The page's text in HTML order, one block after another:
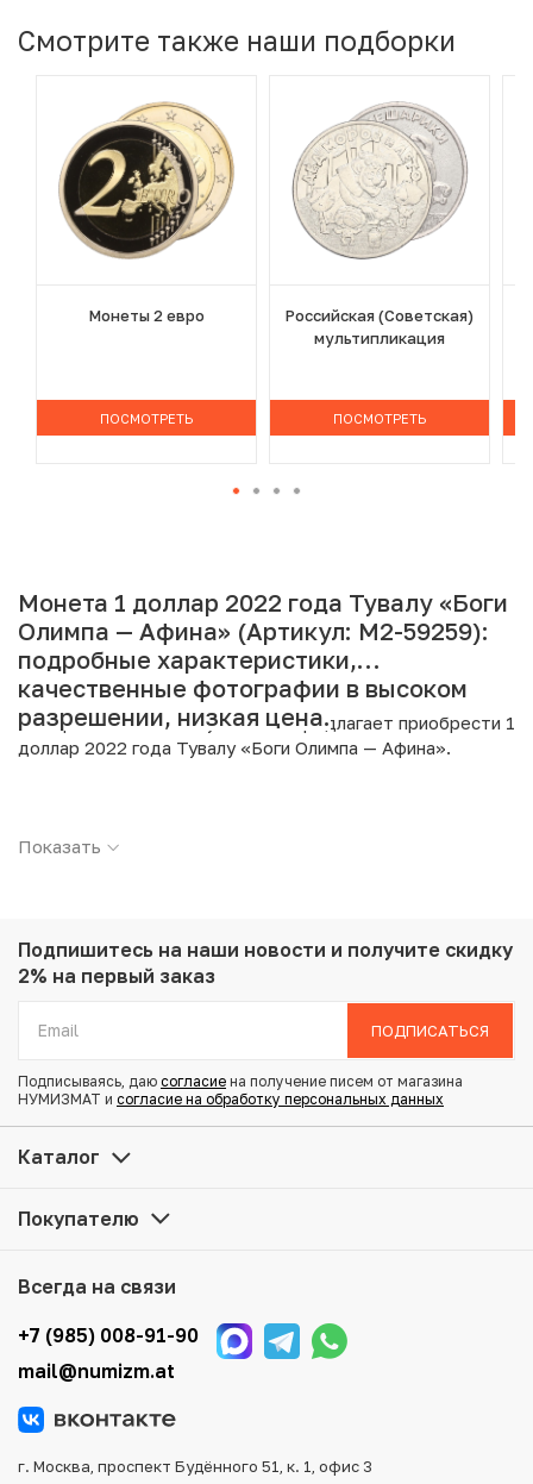
Смотрите также наши подборки
Монеты 2 евро
ПОСМОТРЕТЬ
Российская (Советская)
мультипликация
ПОСМОТРЕТЬ
Монета 1 доллар 2022 года Тувалу «Боги
Олимпа — Афина» (Артикул: M2-59259):
подробные характеристики,
качественные фотографии в высоком
разрешении, низкая цена.
Интернет магазин «Нумизмат» предлагает приобрести 1
доллар 2022 года Тувалу «Боги Олимпа — Афина».
Страна: Тувалу
Проба: 999
Вес: 31.1 г
Тираж: 13.500
Купить 1 доллар 2022 года Тувалу «Боги Олимпа —
Афина» по привлекательной цене можно в нашем
находятся в наличии на нашем складе.
того, возможен самовывоз товара из офиса магазина.
Для вашего удобства представлены несколько способов
оплаты и доставки заказа. Все отправления надежно и
тщательно упаковываются, что исключает возможность
Показать
Подпишитесь на наши новости и получите скидку
2% на первый заказ
ПОДПИСАТЬСЯ
Подписываясь, даю согласие на получение писем от магазина
НУМИЗМАТ и согласие на обработку персональных данных
Каталог
Покупателю
Всегда на связи
+7 (985) 008-91-90
mail@numizm.at
г. Москва, проспект Будённого 51, к. 1, офис 3